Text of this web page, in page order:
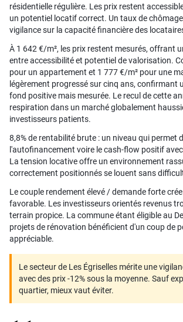
résidentielle régulière. Les prix restent
un potentiel locatif correct. Un taux de
vigilance sur la capacité financière des
À 1 642 €/m², les prix restent mesurés, offrant
entre accessibilité et potentiel de valorisation.
pour un appartement et 1 777 €/m² pour une
légèrement progressé sur cinq ans, confirmant
fond positive mais mesurée. Le recul de cette
respiration dans un marché globalement
investisseurs patients.
8,8% de rentabilité brute : un niveau qui permet
l'autofinancement voire le cash-flow positif
La tension locative offre un environnement
correctement positionnés se louent sans
Le couple rendement élevé / demande forte
favorable. Les investisseurs orientés revenus
terrain propice. La commune étant éligible au
projets de rénovation bénéficient d'un coup de
appréciable.
Le secteur de Les Égriselles mérite une
avec des prix -12% sous la moyenne. Sauf
quartier, mieux vaut éviter.